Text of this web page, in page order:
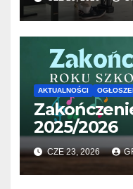
AKTUALNOŚCI
2025/2026
CZE 23, 2026